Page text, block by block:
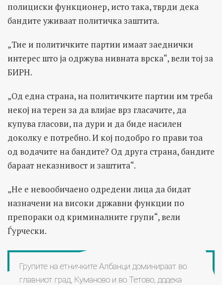
полициски функционер, исто така, тврди дека
бандите уживаат политичка заштита.
„Тие и политичките партии имаат заеднички
интерес што ја одржува нивната врска“, вели тој за
БИРН.
„Од една страна, на политичките партии им треба
некој на терен за да влијае врз гласачите, да
купува гласови, па дури и да биде насилен
доколку е потребно. И кој подобро го прави тоа
од водачите на бандите? Од друга страна, бандите
бараат неказнивост и заштита“.
„Не е невообичаено одредени лица да бидат
назначени на високи државни функции по
препораки од криминалните групи“, вели
Ѓурчески.
Групите на етничките Албанци доминираат во
главниот град, Куманово и во Тетово, додека